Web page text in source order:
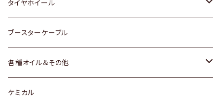
スバル
レクサス
三菱
スバル
ダイハツ
マツダ
三菱
スバル
ダイハツ
スバル
日産
ダイハツ
マツダ
日産
ダイハツ
マツダ
スバル
タイヤホイール
トヨタ
ホンダ
スズキ
ブースターケーブル
各種オイル＆その他
ディーデル洗浄添加剤
ケミカル